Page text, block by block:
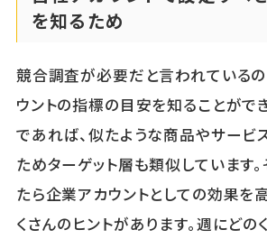
を知るため
競合調査が必要だと言われている
ウントの指標の目安を知ることがで
であれば、似たような商品やサービ
ためターゲット層も類似しています。
たら企業アカウントとしての効果を
くさんのヒントがあります。週にどの